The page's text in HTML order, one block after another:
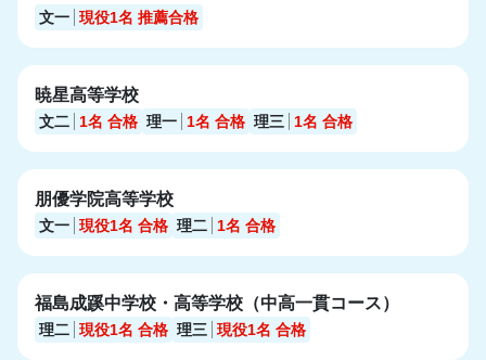
文一 現役1名 推薦合格
暁星高等学校
文二 1名 合格 理一 1名 合格 理三 1名 合格
朋優学院高等学校
文一 現役1名 合格 理二 1名 合格
福島成蹊中学校・高等学校（中高一貫コース）
理二 現役1名 合格 理三 現役1名 合格